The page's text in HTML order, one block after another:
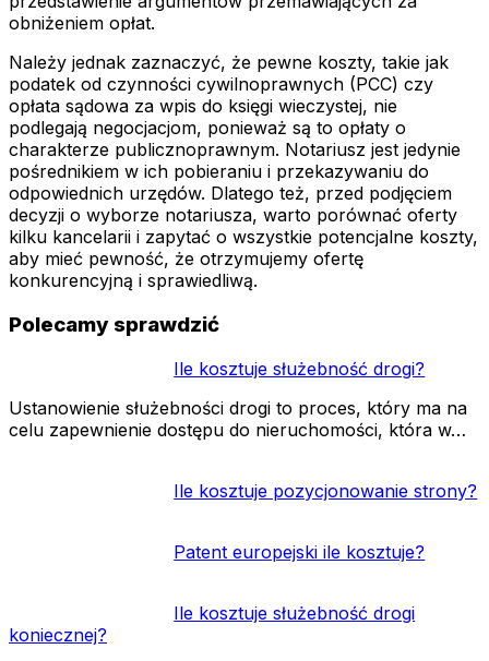
obniżeniem opłat.
Należy jednak zaznaczyć, że pewne koszty, takie jak
podatek od czynności cywilnoprawnych (PCC) czy
opłata sądowa za wpis do księgi wieczystej, nie
podlegają negocjacjom, ponieważ są to opłaty o
charakterze publicznoprawnym. Notariusz jest jedynie
pośrednikiem w ich pobieraniu i przekazywaniu do
odpowiednich urzędów. Dlatego też, przed podjęciem
decyzji o wyborze notariusza, warto porównać oferty
kilku kancelarii i zapytać o wszystkie potencjalne koszty,
aby mieć pewność, że otrzymujemy ofertę
konkurencyjną i sprawiedliwą.
Polecamy sprawdzić
Ile kosztuje służebność drogi?
Ustanowienie służebności drogi to proces, który ma na
celu zapewnienie dostępu do nieruchomości, która w…
Ile kosztuje pozycjonowanie strony?
Patent europejski ile kosztuje?
Ile kosztuje służebność drogi
koniecznej?